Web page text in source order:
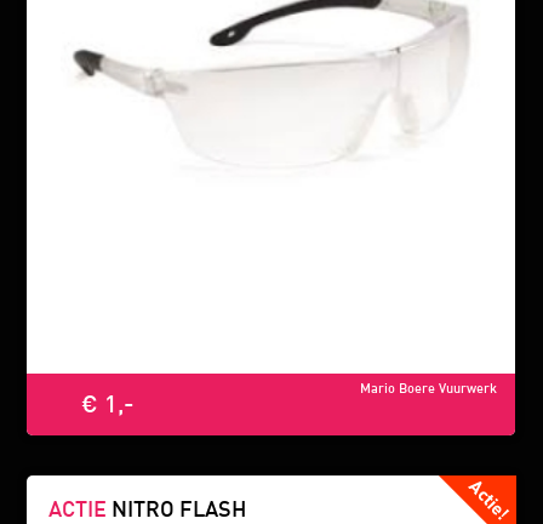
Mario Boere Vuurwerk
€ 1,-
ACTIE NITRO FLASH